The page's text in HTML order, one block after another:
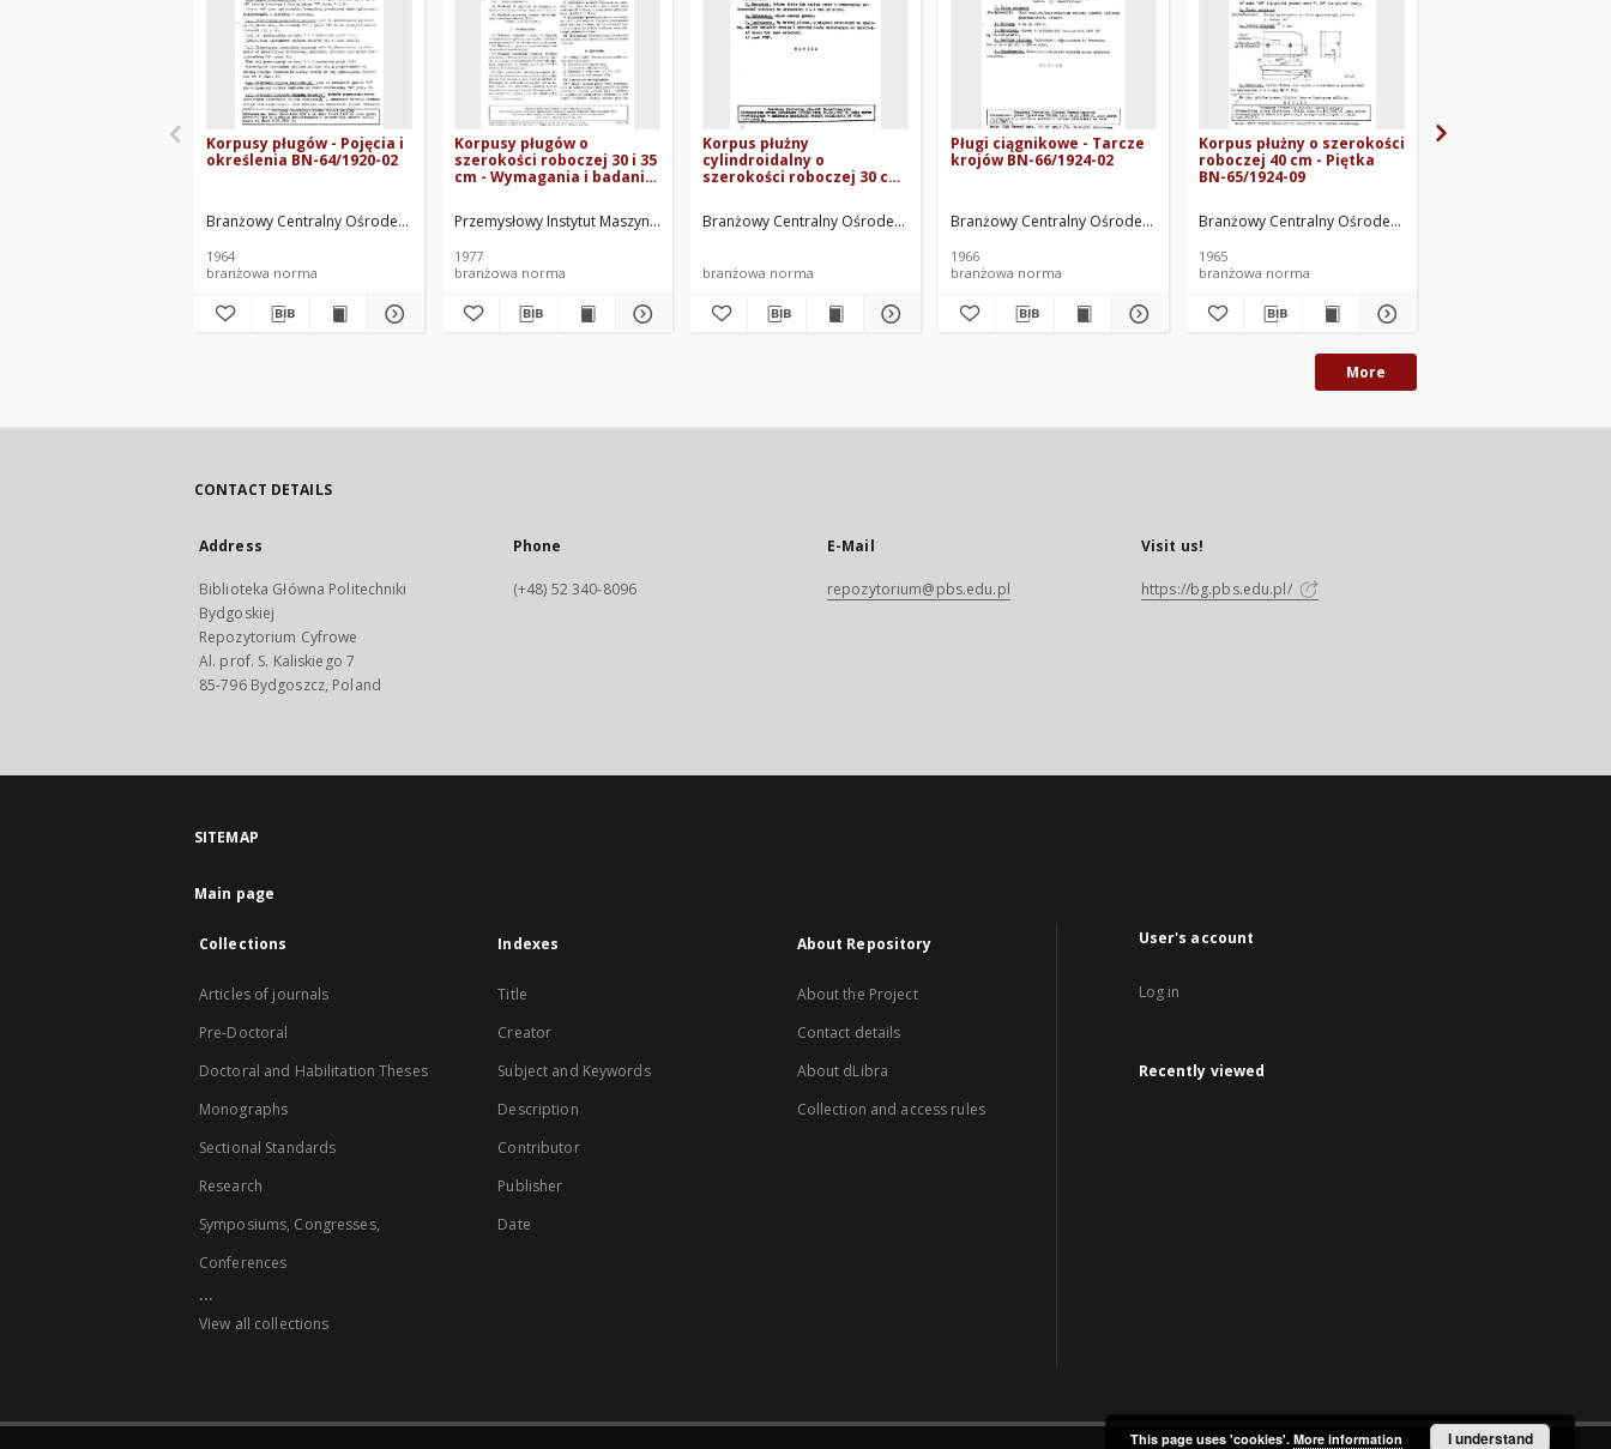
Korpusy pługów - Pojęcia i
określenia BN-64/1920-02
Branżowy Centralny Ośrodek Normalizacyjny. Oprac.
1964
branżowa norma
Korpusy pługów o
szerokości roboczej 30 i 35
cm - Wymagania i badania
Przemysłowy Instytut Maszyn Rolniczych. Oprac. AGROMET - UNIA Fabryka Maszyn Rolniczych, Grudziędz. Oprac.
1977
branżowa norma
Korpus płużny
cylindroidalny o
szerokości roboczej 30 cm
Branżowy Centralny Ośrodek Normalizacyjny. Oprac.
branżowa norma
Pługi ciągnikowe - Tarcze
krojów BN-66/1924-02
Branżowy Centralny Ośrodek Normalizacyjny. Oprac.
1966
branżowa norma
Korpus płużny o szerokości
roboczej 40 cm - Piętka
BN-65/1924-09
Branżowy Centralny Ośrodek Normalizacyjny. Oprac.
1965
branżowa norma
More
CONTACT DETAILS
Address
Biblioteka Główna Politechniki
Bydgoskiej
Repozytorium Cyfrowe
Al. prof. S. Kaliskiego 7
85-796 Bydgoszcz, Poland
Phone
(+48) 52 340-8096
E-Mail
repozytorium@pbs.edu.pl
Visit us!
https://bg.pbs.edu.pl/
SITEMAP
Main page
Collections
Articles of journals
Pre-Doctoral
Doctoral and Habilitation Theses
Monographs
Sectional Standards
Research
Symposiums, Congresses,
Conferences
...
View all collections
Indexes
Title
Creator
Subject and Keywords
Description
Contributor
Publisher
Date
About Repository
About the Project
Contact details
About dLibra
Collection and access rules
User's account
Log in
Recently viewed
This page uses 'cookies'. More information I understand